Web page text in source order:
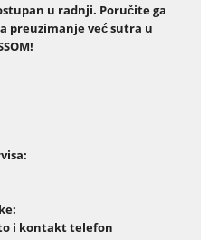
u radnji. Poručite ga
preuzimanje već sutra u
i kontakt telefon